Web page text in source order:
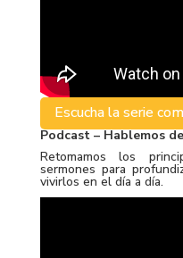
Escucha la serie
Podcast – Hablemos
Retomamos los
sermones para
vivirlos en el día a día.